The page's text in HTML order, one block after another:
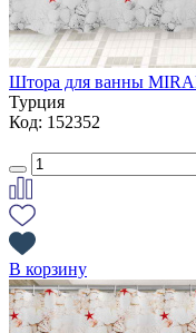
Штора для ванны
Турция
Код: 152352
В корзину